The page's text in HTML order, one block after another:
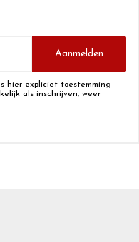
Aanmelden
hier expliciet toestemming
als inschrijven, weer